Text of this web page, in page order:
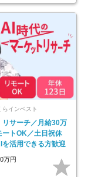
らインベスト
リサーチ／月給30万
ートOK／土日祝休
を活用できる方歓迎
万円